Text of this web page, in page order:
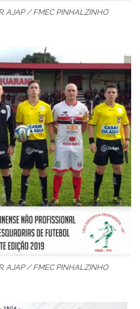
AJAP / FMEC PINHALZINHO
AJAP / FMEC PINHALZINHO